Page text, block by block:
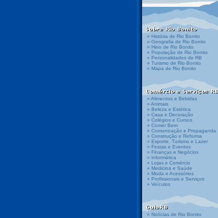
» História de Rio Bonito
» Geografia de Rio Bonito
» Hino de Rio Bonito
» População de Rio Bonito
» Personalidades de RB
» Turismo de Rio Bonito
» Mapa de Rio Bonito
» Alimentos e Bebidas
» Animais
» Beleza e Estética
» Casa e Decoração
» Colégios e Cursos
» Comer Bem
» Comunicação e Propaganda
» Construção e Reforma
» Esporte, Turismo e Lazer
» Festas e Eventos
» Finanças e Negócios
» Informática
» Lojas e Comércio
» Medicina e Saúde
» Moda e Acessórios
» Profissionais e Serviços
» Veículos
» Notícias de Rio Bonito